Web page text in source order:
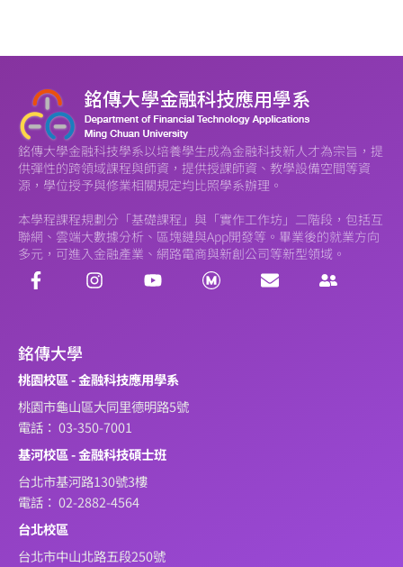
銘傳大學金融科技學系以培養學生成為金融科技新人才為宗旨，提
供彈性的跨領域課程與師資，提供授課師資、教學設備空間等資
源，學位授予與修業相關規定均比照學系辦理。
本學程課程規劃分「基礎課程」與「實作工作坊」二階段，包括互
聯網、雲端大數據分析、區塊鏈與App開發等。畢業後的就業方向
多元，可進入金融產業、網路電商與新創公司等新型領域。
銘傳大學
桃園校區 - 金融科技應用學系
桃園市龜山區大同里德明路5號
電話： 03-350-7001
基河校區 - 金融科技碩士班
台北市基河路130號3樓
電話： 02-2882-4564
台北校區
台北市中山北路五段250號